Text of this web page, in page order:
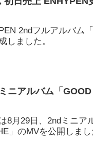
日売上 ENHYPEN
2ndフルアルバム
しました。
ニアルバム「
8月29日、2ndミニア
」のMVを公開しまし